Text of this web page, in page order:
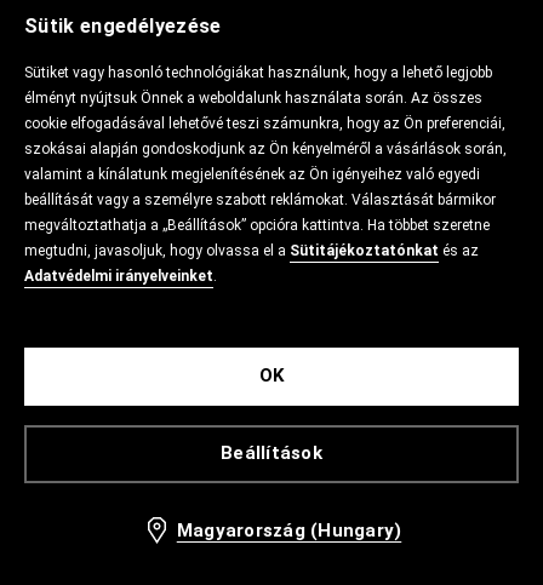
Sütik engedélyezése
Sütiket vagy hasonló technológiákat használunk, hogy a lehető legjobb
élményt nyújtsuk Önnek a weboldalunk használata során. Az összes
cookie elfogadásával lehetővé teszi számunkra, hogy az Ön preferenciái,
szokásai alapján gondoskodjunk az Ön kényelméről a vásárlások során,
valamint a kínálatunk megjelenítésének az Ön igényeihez való egyedi
beállítását vagy a személyre szabott reklámokat. Választását bármikor
megváltoztathatja a „Beállítások” opcióra kattintva. Ha többet szeretne
megtudni, javasoljuk, hogy olvassa el a Sütitájékoztatónkat és az
Adatvédelmi irányelveinket.
Beállítások
OK
Magyarország (Hungary)